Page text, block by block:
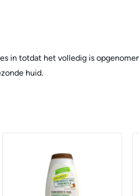
in totdat het volledig is
huid.